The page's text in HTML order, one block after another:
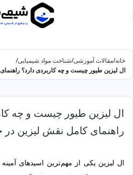
خانه مقالات آموزشی شناخت مواد شیمیایی
ال لیزین طیور چیست و چه کاربردی دارد؟
ال لیزین طیور چیست و چه
راهنمای کامل نقش لیزین در
ال لیزین یکی از مهم‌ترین اسیدهای